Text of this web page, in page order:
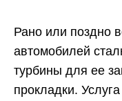
Рано или поздно
автомобилей
турбины для ее
прокладки.